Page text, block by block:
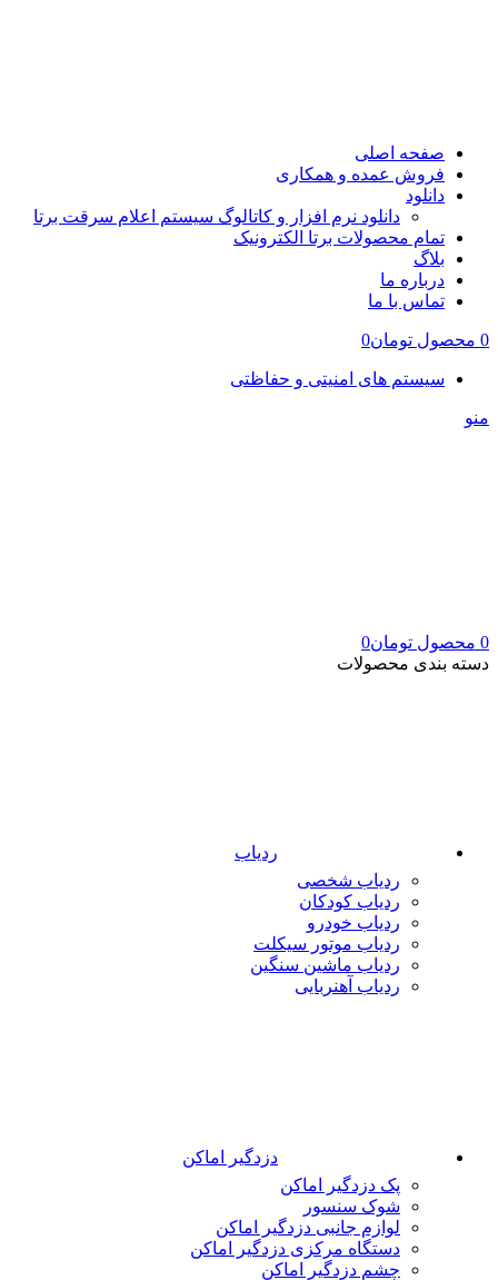
صفحه اصلی
فروش عمده و همکاری
دانلود
دانلود نرم افزار و کاتالوگ سیستم اعلام سرقت برتا
تمام محصولات برتا الکترونیک
بلاگ
درباره ما
تماس با ما
0 محصول تومان0
سیستم های امنیتی و حفاظتی
منو
0 محصول تومان0
دسته بندی محصولات
ردیاب
ردیاب شخصی
ردیاب کودکان
ردیاب خودرو
ردیاب موتور سیکلت
ردیاب ماشین سنگین
ردیاب آهنربایی
دزدگیر اماکن
پک دزدگیر اماکن
شوک سنسور
لوازم جانبی دزدگیر اماکن
دستگاه مرکزی دزدگیر اماکن
چشم دزدگیر اماکن